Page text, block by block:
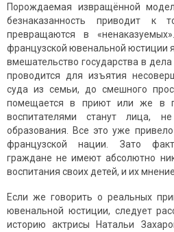
Порождаемая извращённой
безнаказанность приводит к
превращаются в
французской ювенальной юстиции
вмешательство государства в
проводится для изъятия
суда из семьи, до смешного
помещается в приют или же в
воспитателями станут лица,
образования. Все это уже
французской нации. Зато
граждане не имеют абсолютно
воспитания своих детей, и их
Если же говорить о реальных
ювенальной юстиции, следует
историю актрисы Натальи